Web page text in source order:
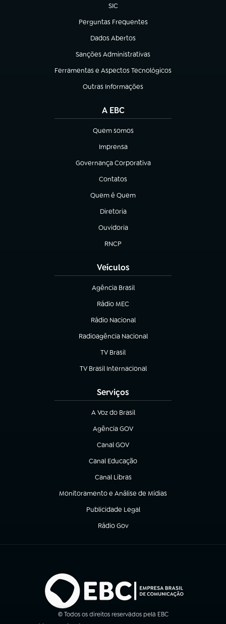
SIC
(abre em nova aba)
Perguntas Frequentes
(abre em nova aba)
Dados Abertos
(abre em nova aba)
Sanções Administrativas
(abre em nova aba)
Ferramentas e Aspectos Tecnológicos
(abre em nova aba)
Outras Informações
(abre em nova aba)
A EBC
Quem somos
(abre em nova aba)
Imprensa
(abre em nova aba)
Governança Corporativa
(abre em nova aba)
Contatos
(abre em nova aba)
Quem é Quem
(abre em nova aba)
Diretoria
(abre em nova aba)
Ouvidoria
(abre em nova aba)
RNCP
(abre em nova aba)
Veículos
Agência Brasil
(abre em nova aba)
Rádio MEC
Rádio Nacional
(abre em nova aba)
Radioagência Nacional
(abre em nova aba)
TV Brasil
(abre em nova aba)
TV Brasil Internacional
(abre em nova aba)
Serviços
A Voz do Brasil
(abre em nova aba)
Agência GOV
(abre em nova aba)
Canal GOV
(abre em nova aba)
Canal Educação
(abre em nova aba)
Canal Libras
(abre em nova aba)
Monitoramento e Análise de Mídias
(abre em nova aba)
Publicidade Legal
(abre em nova aba)
Rádio Gov
(abre em nova aba)
© Todos os direitos reservados pela EBC